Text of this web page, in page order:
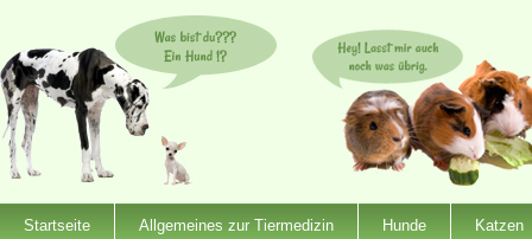
Startseite Allgemeines zur Tiermedizin Hunde Katzen